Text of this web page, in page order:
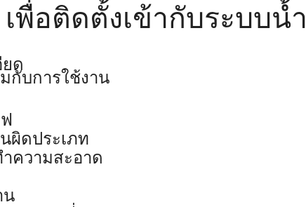
พื่อติดตั้งเข้ากับระบบน้ำ
ด
กับการใช้งาน
ผิดประเภท
ความสะอาด
น